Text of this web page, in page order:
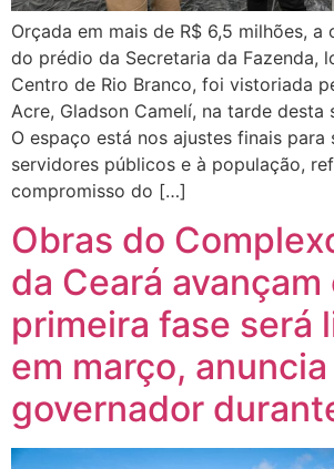
Orçada em mais de R$ 6,5 milhões, a
do prédio da Secretaria da Fazenda,
Centro de Rio Branco, foi vistoriada
Acre, Gladson Camelí, na tarde desta
O espaço está nos ajustes finais para
servidores públicos e à população,
compromisso do […]
Obras do
da Ceará avançam
primeira fase será
em março, anuncia
governador